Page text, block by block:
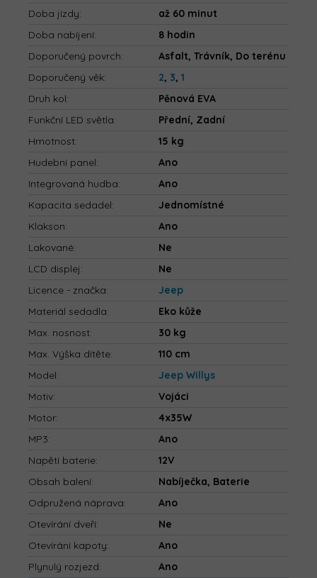
Doba jízdy:
až 60 minut
Doba nabíjení:
8 hodin
Doporučený povrch:
Asfalt, Trávník, Do terénu
Doporučený věk: 2, 3, 1
Druh kol:
Pěnová EVA
Funkční LED světla:
Přední, Zadní
Hmotnost:
15 kg
Hudební panel:
Ano
Integrovaná hudba:
Ano
Kapacita sedadel:
Jednomístné
Klakson:
Ano
Lakované:
Ne
LCD displej:
Ne
Licence - značka:
Jeep
Materiál sedadla:
Eko kůže
Max. nosnost:
30 kg
Max. Výška dítěte:
110 cm
Model:
Jeep Willys
Motiv:
Vojáci
Motor:
4x35W
MP3:
Ano
Napětí baterie:
12V
Obsah balení:
Nabíječka, Baterie
Odpružená náprava:
Ano
Otevírání dveří:
Ne
Otevírání kapoty:
Ano
Plynulý rozjezd:
Ano